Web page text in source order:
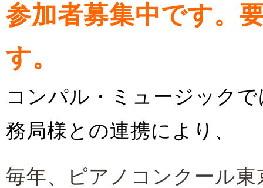
参加者募集中です。
す。
コンパル・ミュージック
務局様との連携により、
毎年、ピアノコンクール